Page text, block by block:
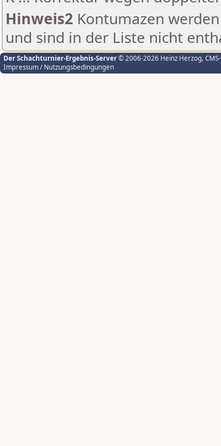
Hinweis2 Kontumazen
und sind in der Liste nicht
Der Schachturnier-Ergebnis-Server© 2006-2026 Heinz Herzog,
Impressum / Nutzungsbedingungen